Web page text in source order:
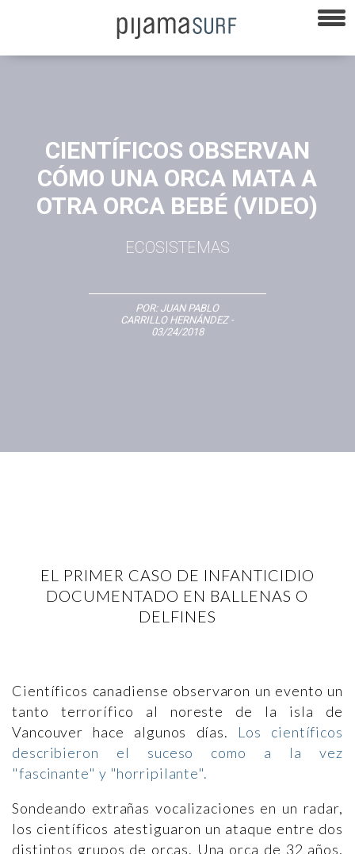
CIENTÍFICOS OBSERVAN
CÓMO UNA ORCA MATA A
OTRA ORCA BEBÉ (VIDEO)
ECOSISTEMAS
POR: JUAN PABLO
CARRILLO HERNÁNDEZ-
03/24/2018
EL PRIMER CASO DE INFANTICIDIO
DOCUMENTADO EN BALLENAS O
DELFINES
Científicos canadiense observaron un evento un
tanto terrorífico al noreste de la isla de
Vancouver hace algunos días. Los científicos
describieron el suceso como a la vez
"fascinante" y "horripilante".
Sondeando extrañas vocalizaciones en un radar,
los científicos atestiguaron un ataque entre dos
distintos grupos de orcas. Una orca de 32 años,